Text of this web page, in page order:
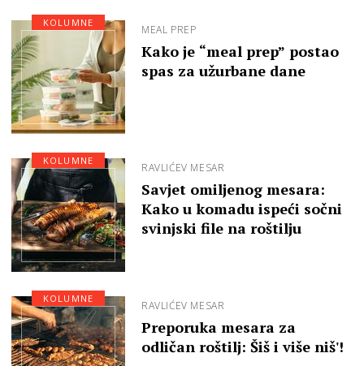
MEAL PREP
Kako je “meal prep” postao
spas za užurbane dane
KOLUMNE
RAVLIĆEV MESAR
Savjet omiljenog mesara:
Kako u komadu ispeći sočni
svinjski file na roštilju
KOLUMNE
RAVLIĆEV MESAR
Preporuka mesara za
odličan roštilj: Šiš i više niš'!
KOLUMNE